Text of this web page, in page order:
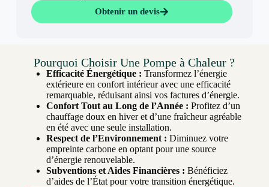
Obtenir un devis
Pourquoi Choisir Une Pompe à Chaleur ?
Efficacité Énergétique : Transformez l’énergie
extérieure en confort intérieur avec une efficacité
remarquable, réduisant ainsi vos factures d’énergie.
Confort Tout au Long de l’Année : Profitez d’un
chauffage doux en hiver et d’une fraîcheur agréable
en été avec une seule installation.
Respect de l’Environnement : Diminuez votre
empreinte carbone en optant pour une source
d’énergie renouvelable.
Subventions et Aides Financières : Bénéficiez
d’aides de l’État pour votre transition énergétique.